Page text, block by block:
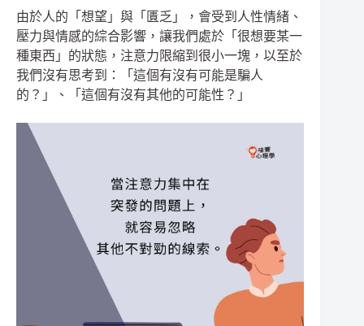
由於人的「想望」與「匱乏」，會受到人性情緒、
壓力與情感的綜合影響，讓我們處於「很想要某一
種東西」的狀態，注意力限縮到很小一塊，以至於
我們沒有思考到：「這個有沒有可能是騙人
的？」、「這個有沒有其他的可能性？」